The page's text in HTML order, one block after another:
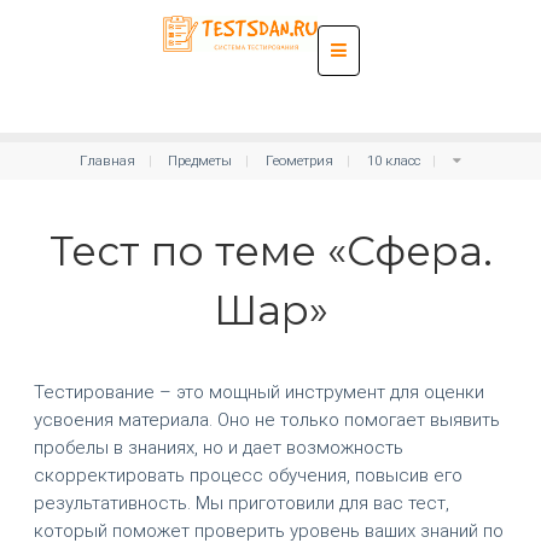
Главная Предметы Геометрия 10 класс
Тест по теме «Сфера.
Шар»
Тестирование – это мощный инструмент для оценки
усвоения материала. Оно не только помогает выявить
пробелы в знаниях, но и дает возможность
скорректировать процесс обучения, повысив его
результативность. Мы приготовили для вас тест,
который поможет проверить уровень ваших знаний по